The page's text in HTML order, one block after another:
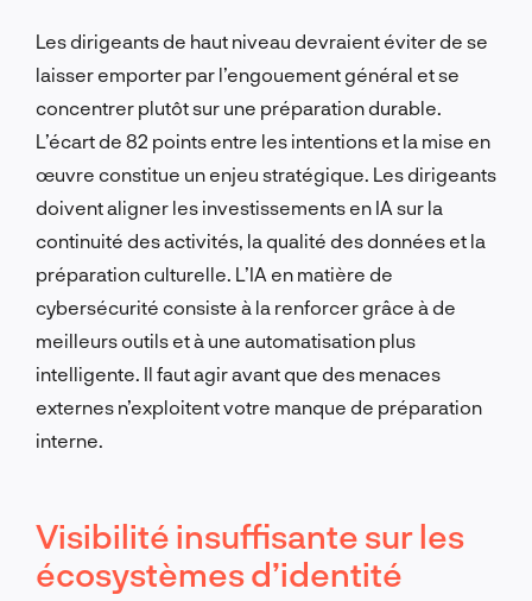
Les dirigeants de haut niveau devraient éviter de se
laisser emporter par l’engouement général et se
concentrer plutôt sur une préparation durable.
L’écart de 82 points entre les intentions et la mise en
œuvre constitue un enjeu stratégique. Les dirigeants
doivent aligner les investissements en IA sur la
continuité des activités, la qualité des données et la
préparation culturelle. L’IA en matière de
cybersécurité consiste à la renforcer grâce à de
meilleurs outils et à une automatisation plus
intelligente. Il faut agir avant que des menaces
externes n’exploitent votre manque de préparation
interne.
Visibilité insuffisante sur les
écosystèmes d’identité